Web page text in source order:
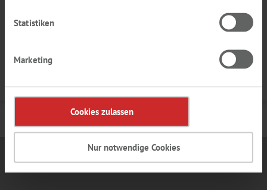
Statistiken
Marketing
Cookies zulassen
Nur notwendige Cookies
frisch, reif, erdige Note